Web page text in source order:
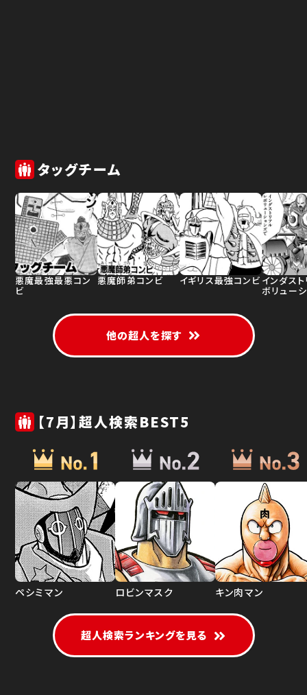
タッグチーム
悪魔最強最悪コン
ビ
悪魔師弟コンビ イギリス最強コンビ インダス
ボリュー
他の超人を探す
【7月】超人検索BEST5
ペシミマン ロビンマスク キン肉マン
超人検索ランキングを見る